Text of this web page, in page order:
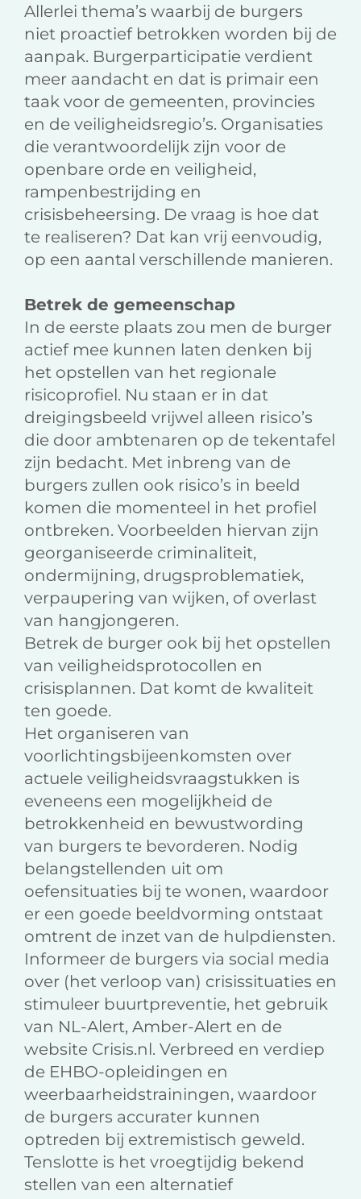
Allerlei thema’s waarbij de burgers
niet proactief betrokken worden bij de
aanpak. Burgerparticipatie verdient
meer aandacht en dat is primair een
taak voor de gemeenten, provincies
en de veiligheidsregio’s. Organisaties
die verantwoordelijk zijn voor de
openbare orde en veiligheid,
rampenbestrijding en
crisisbeheersing. De vraag is hoe dat
te realiseren? Dat kan vrij eenvoudig,
op een aantal verschillende manieren.
Betrek de gemeenschap
In de eerste plaats zou men de burger
actief mee kunnen laten denken bij
het opstellen van het regionale
risicoprofiel. Nu staan er in dat
dreigingsbeeld vrijwel alleen risico’s
die door ambtenaren op de tekentafel
zijn bedacht. Met inbreng van de
burgers zullen ook risico’s in beeld
komen die momenteel in het profiel
ontbreken. Voorbeelden hiervan zijn
georganiseerde criminaliteit,
ondermijning, drugsproblematiek,
verpaupering van wijken, of overlast
van hangjongeren.
Betrek de burger ook bij het opstellen
van veiligheidsprotocollen en
crisisplannen. Dat komt de kwaliteit
ten goede.
Het organiseren van
voorlichtingsbijeenkomsten over
actuele veiligheidsvraagstukken is
eveneens een mogelijkheid de
betrokkenheid en bewustwording
van burgers te bevorderen. Nodig
belangstellenden uit om
oefensituaties bij te wonen, waardoor
er een goede beeldvorming ontstaat
omtrent de inzet van de hulpdiensten.
Informeer de burgers via social media
over (het verloop van) crisissituaties en
stimuleer buurtpreventie, het gebruik
van NL-Alert, Amber-Alert en de
website Crisis.nl. Verbreed en verdiep
de EHBO-opleidingen en
weerbaarheidstrainingen, waardoor
de burgers accurater kunnen
optreden bij extremistisch geweld.
Tenslotte is het vroegtijdig bekend
stellen van een alternatief